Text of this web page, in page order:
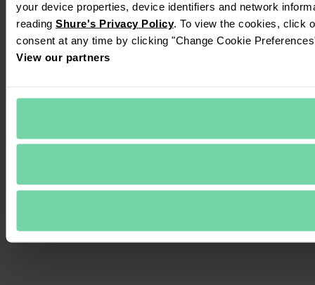
your device properties, device identifiers and network
reading Shure's Privacy Policy. To view the cookies, click
consent at any time by clicking "Change Cookie
View our partners